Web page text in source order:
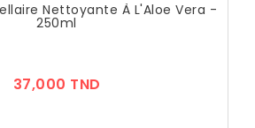
Nettoyante À L'Aloe Vera -
250ml
37,000 TND